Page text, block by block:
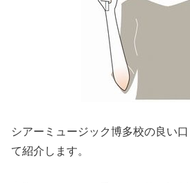
シアーミュージック博多校の良い
て紹介します。